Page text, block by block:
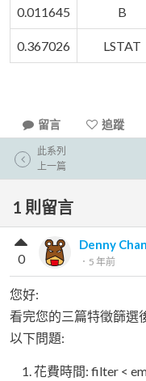
0.011645 B
0.367026 LSTAT
留言 追蹤
此系列
上一篇
1 則留言
Denny
． 5 年前
0
您好:
看完您的三篇特徵篩選
以下問題:
花費時間: filter <